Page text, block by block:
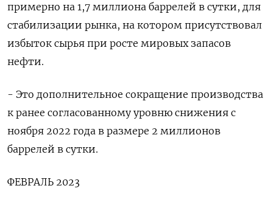
примерно на 1,7 миллиона баррелей в сутки, для
стабилизации рынка, на котором присутствовал
избыток сырья при росте мировых запасов
нефти.
- Это дополнительное сокращение производства
к ранее согласованному уровню снижения с
ноября 2022 года в размере 2 миллионов
баррелей в сутки.
ФЕВРАЛЬ 2023